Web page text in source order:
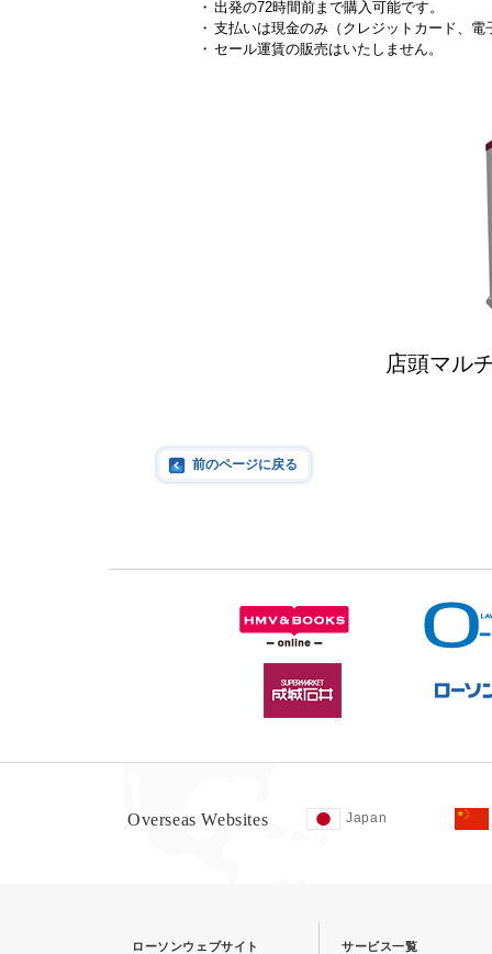
・ 出発の72時間前まで購入可能です。
・ 支払いは現金のみ（クレジットカード、電
・ セール運賃の販売はいたしません。
店頭マル
前のページに戻る
Overseas Websites Japan
ローソンウェブサイト サービス一覧